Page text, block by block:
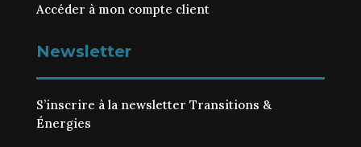
Accéder à mon compte client
Newsletter
S’inscrire à la newsletter Transitions &
Énergies